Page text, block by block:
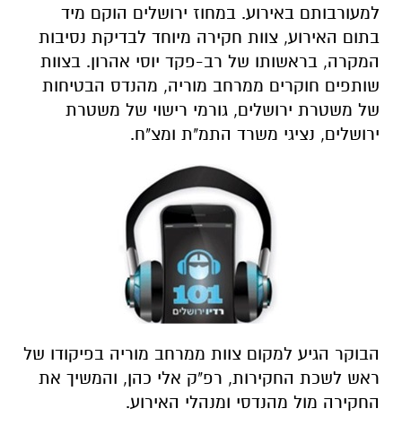
למעורבותם באירוע. במחוז ירושלים הוקם מיד
בתום האירוע, צוות חקירה מיוחד לבדיקת נסיבות
המקרה, בראשותו של רב-פקד יוסי אהרון. בצוות
שותפים חוקרים ממרחב מוריה, מהנדס הבטיחות
של משטרת ירושלים, גורמי רישוי של משטרת
ירושלים, נציגי משרד התמ"ת ומצ"ח.
הבוקר הגיע למקום צוות ממרחב מוריה בפיקודו של
ראש לשכת החקירות, רפ"ק אלי כהן, והמשיך את
החקירה מול מהנדסי ומנהלי האירוע.